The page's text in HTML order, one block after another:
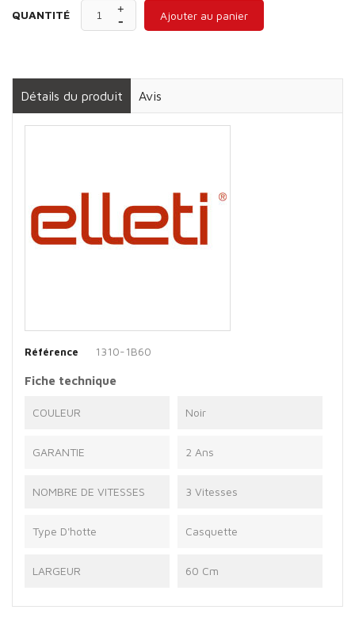
QUANTITÉ Ajouter au panier
Détails du produit Avis
Référence 1310-1B60
Fiche technique
COULEUR Noir
GARANTIE 2 Ans
NOMBRE DE VITESSES 3 Vitesses
Type D'hotte Casquette
LARGEUR 60 Cm